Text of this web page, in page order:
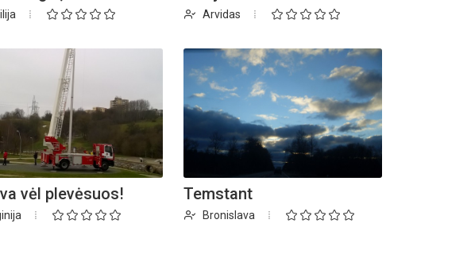
Arvidas
vėl plevėsuos! Temstant
Bronislava